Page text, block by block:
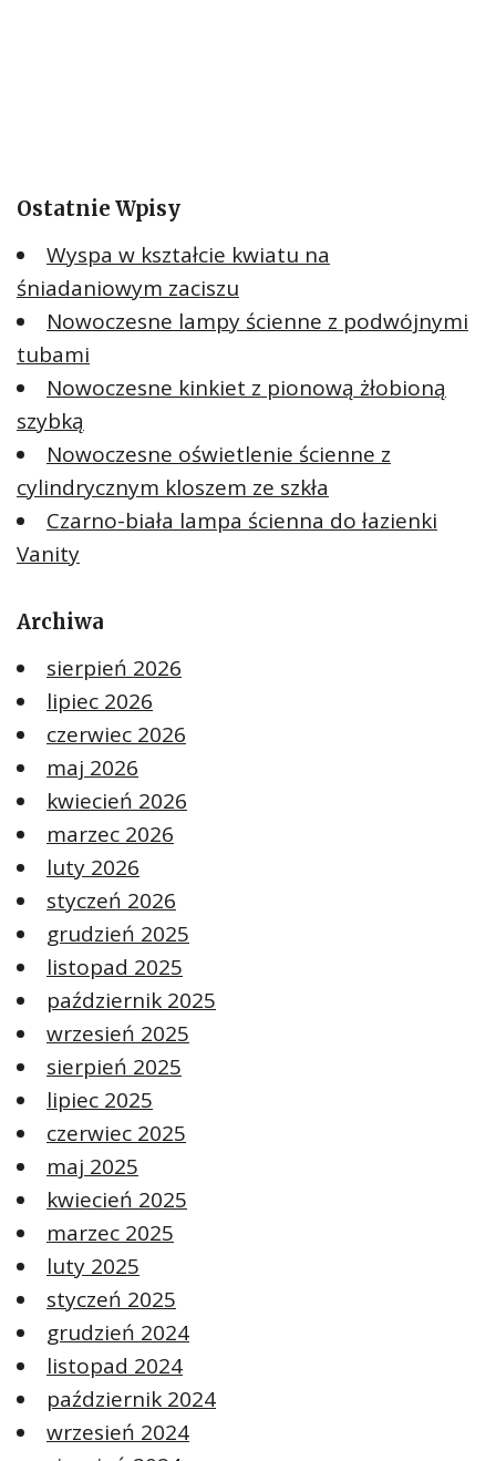
Ostatnie Wpisy
Wyspa w kształcie kwiatu na
śniadaniowym zaciszu
Nowoczesne lampy ścienne z podwójnymi
tubami
Nowoczesne kinkiet z pionową żłobioną
szybką
Nowoczesne oświetlenie ścienne z
cylindrycznym kloszem ze szkła
Czarno-biała lampa ścienna do łazienki
Vanity
Archiwa
sierpień 2026
lipiec 2026
czerwiec 2026
maj 2026
kwiecień 2026
marzec 2026
luty 2026
styczeń 2026
grudzień 2025
listopad 2025
październik 2025
wrzesień 2025
sierpień 2025
lipiec 2025
czerwiec 2025
maj 2025
kwiecień 2025
marzec 2025
luty 2025
styczeń 2025
grudzień 2024
listopad 2024
październik 2024
wrzesień 2024